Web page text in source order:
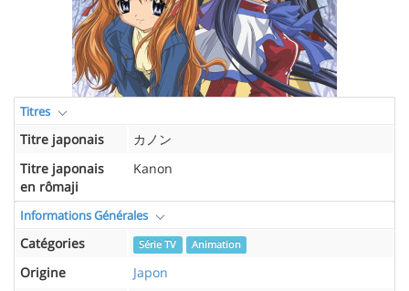
Titres
Titre japonais
カノン
Titre japonais
en rômaji
Kanon
Informations Générales
Catégories Série TV Animation
Origine
Japon